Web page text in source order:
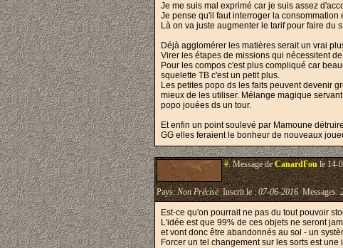
Je me suis mal exprimé car je suis assez
Je pense qu'il faut interroger la consommation
Là on va juste augmenter le tarif pour faire du
Déjà agglomérer les matières serait un vrai
Virer les étapes de missions qui nécessitent
Pour les compos c'est plus compliqué car
squelette TB c'est un petit plus.
Les petites popo ds les faits peuvent devenir
mieux de les utiliser. Mélange magique
popo jouées ds un tour.
Et enfin un point soulevé par Mamoune
GG elles feraient le bonheur de nouveaux
#.Message deCanardFoule 14-
Pays:Non PréciséInscrit le :07-06-2016Messages:
Est-ce qu'on pourrait ne pas du tout pouvoir
L'idée est que 99% de ces objets ne seront
et vont donc être abandonnés au sol - un
Forcer un tel changement sur les sorts est